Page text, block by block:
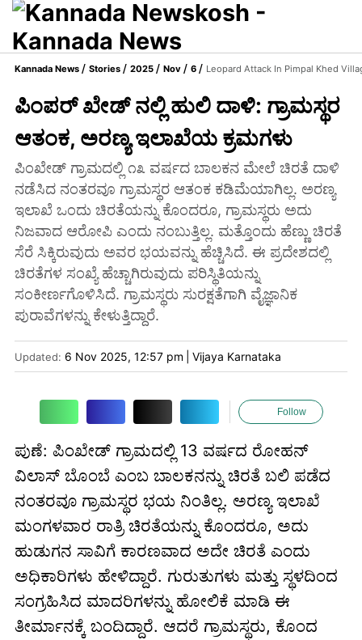
Kannada News Stories 2025 Nov 6 Leopard Attack In Pimpal Khed
ಪಿಂಪರ್ ಖೇಡ್ ನಲ್ಲಿ ಹುಲಿ ದಾಳಿ: ಗ್ರಾಮಸ್ಥರ
ಆತಂಕ, ಅರಣ್ಯ ಇಲಾಖೆಯ ಕ್ರಮಗಳು
ಪಿಂಖೇಡ್ ಗ್ರಾಮದಲ್ಲಿ ೧೩ ವರ್ಷದ ಬಾಲಕನ ಮೇಲೆ ಚಿರತೆ ದಾಳಿ
ನಡೆಸಿದ ನಂತರವೂ ಗ್ರಾಮಸ್ಥರ ಆತಂಕ ಕಡಿಮೆಯಾಗಿಲ್ಲ. ಅರಣ್ಯ
ಇಲಾಖೆ ಒಂದು ಚಿರತೆಯನ್ನು ಕೊಂದರೂ, ಗ್ರಾಮಸ್ಥರು ಅದು
ನಿಜವಾದ ಆರೋಪಿ ಎಂದು ನಂಬುತ್ತಿಲ್ಲ. ಮತ್ತೊಂದು ಹೆಣ್ಣು ಚಿರತೆ
ಸೆರೆ ಸಿಕ್ಕಿರುವುದು ಅವರ ಭಯವನ್ನು ಹೆಚ್ಚಿಸಿದೆ. ಈ ಪ್ರದೇಶದಲ್ಲಿ
ಚಿರತೆಗಳ ಸಂಖ್ಯೆ ಹೆಚ್ಚಾಗಿರುವುದು ಪರಿಸ್ಥಿತಿಯನ್ನು
ಸಂಕೀರ್ಣಗೊಳಿಸಿದೆ. ಗ್ರಾಮಸ್ಥರು ಸುರಕ್ಷತೆಗಾಗಿ ವೈಜ್ಞಾನಿಕ
ಪುರಾವೆಗಳನ್ನು ಕೇಳುತ್ತಿದ್ದಾರೆ.
Updated: 6 Nov 2025, 12:57 pm Vijaya Karnataka
Follow
ಪುಣೆ: ಪಿಂಖೇಡ್ ಗ್ರಾಮದಲ್ಲಿ 13 ವರ್ಷದ ರೋಹನ್
ವಿಲಾಸ್ ಬೊಂಬೆ ಎಂಬ ಬಾಲಕನನ್ನು ಚಿರತೆ ಬಲಿ ಪಡೆದ
ನಂತರವೂ ಗ್ರಾಮಸ್ಥರ ಭಯ ನಿಂತಿಲ್ಲ. ಅರಣ್ಯ ಇಲಾಖೆ
ಮಂಗಳವಾರ ರಾತ್ರಿ ಚಿರತೆಯನ್ನು ಕೊಂದರೂ, ಅದು
ಹುಡುಗನ ಸಾವಿಗೆ ಕಾರಣವಾದ ಅದೇ ಚಿರತೆ ಎಂದು
ಅಧಿಕಾರಿಗಳು ಹೇಳಿದ್ದಾರೆ. ಗುರುತುಗಳು ಮತ್ತು ಸ್ಥಳದಿಂದ
ಸಂಗ್ರಹಿಸಿದ ಮಾದರಿಗಳನ್ನು ಹೋಲಿಕೆ ಮಾಡಿ ಈ
ತೀರ್ಮಾನಕ್ಕೆ ಬಂದಿದ್ದಾರೆ. ಆದರೆ ಗ್ರಾಮಸ್ಥರು, ಕೊಂದ